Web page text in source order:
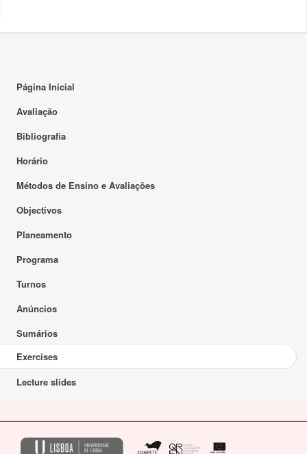
Página Inicial
Avaliação
Bibliografia
Horário
Métodos de Ensino e Avaliações
Objectivos
Planeamento
Programa
Turnos
Anúncios
Sumários
Exercises
Lecture slides